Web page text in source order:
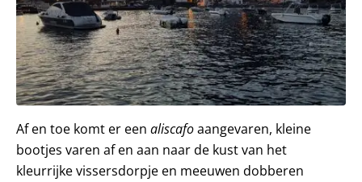
Af en toe komt er een aliscafoaangevaren, kleine
bootjes varen af en aan naar de kust van het
kleurrijke vissersdorpje en meeuwen dobberen